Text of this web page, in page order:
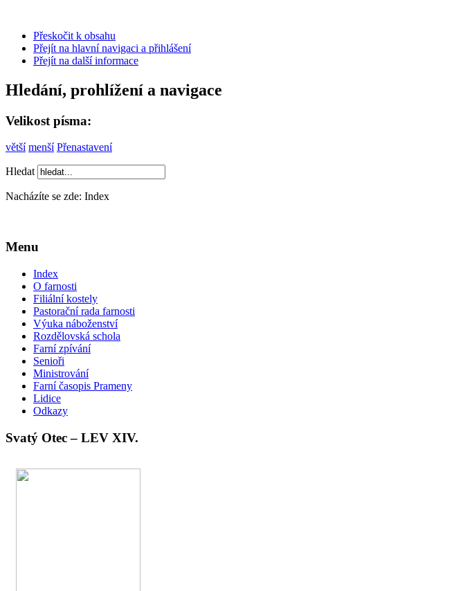
Přeskočit k obsahu
Přejít na hlavní navigaci a přihlášení
Přejít na další informace
Hledání, prohlížení a navigace
Velikost písma:
větší menší Přenastavení
Hledat
Nacházíte se zde: Index
Menu
Index
O farnosti
Filiální kostely
Pastorační rada farnosti
Výuka náboženství
Rozdělovská schola
Farní zpívání
Senioři
Ministrování
Farní časopis Prameny
Lidice
Odkazy
Svatý Otec – LEV XIV.